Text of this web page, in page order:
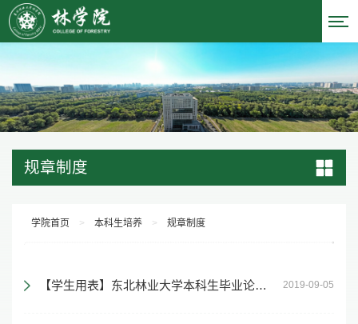
规章制度
学院首页 > 本科生培养 > 规章制度
【学生用表】东北林业大学本科生毕业论文模板 2019-09-05